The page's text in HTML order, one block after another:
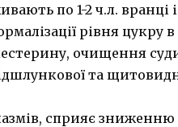
по 1-2 ч.л. вранці і
рівня цукру
очищення
та
сприяє зниженню